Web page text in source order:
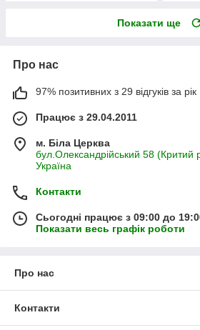
Показати ще
Про нас
97% позитивних з 29 відгуків за рік
Працює з 29.04.2011
м. Біла Церква
бул.Олександрійський 58 (Критий
Україна
Контакти
Сьогодні працює з 09:00 до
Показати весь графік роботи
Про нас
Контакти